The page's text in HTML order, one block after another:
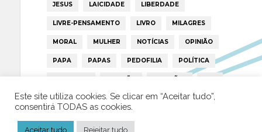
JESUS LAICIDADE LIBERDADE
LIVRE-PENSAMENTO LIVRO MILAGRES
MORAL MULHER NOTÍCIAS OPINIÃO
PAPA PAPAS PEDOFILIA POLÍTICA
PORTUGAL RELIGIÃO RELIGIÕES RTP
TRUMP VATICANO
Este site utiliza cookies. Se clicar em “Aceitar tudo”,
consentirá TODAS as cookies.
Aceitar tudo Rejeitar tudo